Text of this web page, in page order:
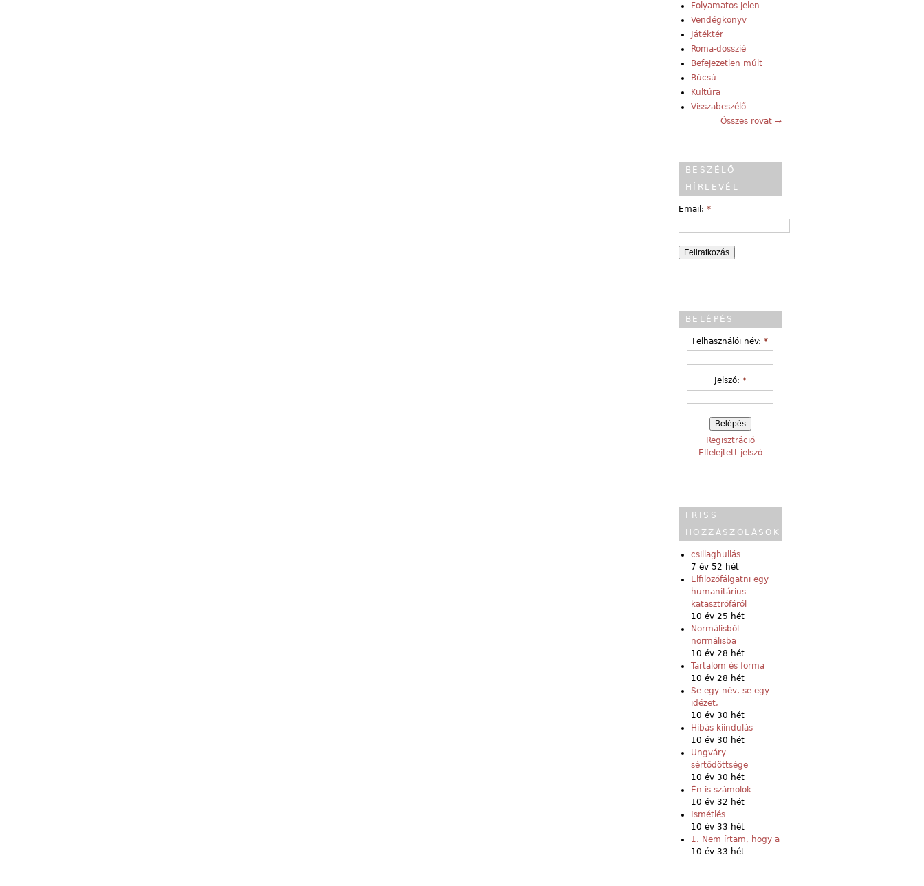
Folyamatos jelen
Vendégkönyv
Játéktér
Roma-dosszié
Befejezetlen múlt
Búcsú
Kultúra
Visszabeszélő
Összes rovat →
BESZÉLŐ
HÍRLEVÉL
Email: *
BELÉPÉS
Felhasználói név: *
Jelszó: *
Regisztráció
Elfelejtett jelszó
FRISS
HOZZÁSZÓLÁSOK
csillaghullás
7 év 52 hét
Elfilozófálgatni egy
humanitárius
katasztrófáról
10 év 25 hét
Normálisból
normálisba
10 év 28 hét
Tartalom és forma
10 év 28 hét
Se egy név, se egy
idézet,
10 év 30 hét
Hibás kiindulás
10 év 30 hét
Ungváry
sértődöttsége
10 év 30 hét
Én is számolok
10 év 32 hét
Ismétlés
10 év 33 hét
1. Nem írtam, hogy a
10 év 33 hét